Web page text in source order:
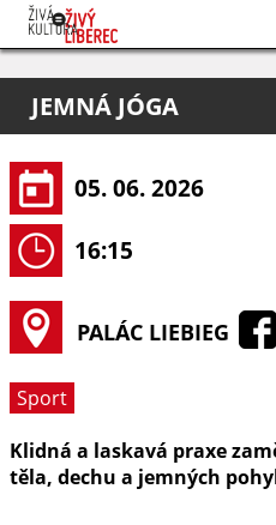
O projektu
Pořadatelé
JEMNÁ JÓGA
05. 06. 2026
16:15
PALÁC LIEBIEG
Sport
Klidná a laskavá praxe
těla, dechu a jemných